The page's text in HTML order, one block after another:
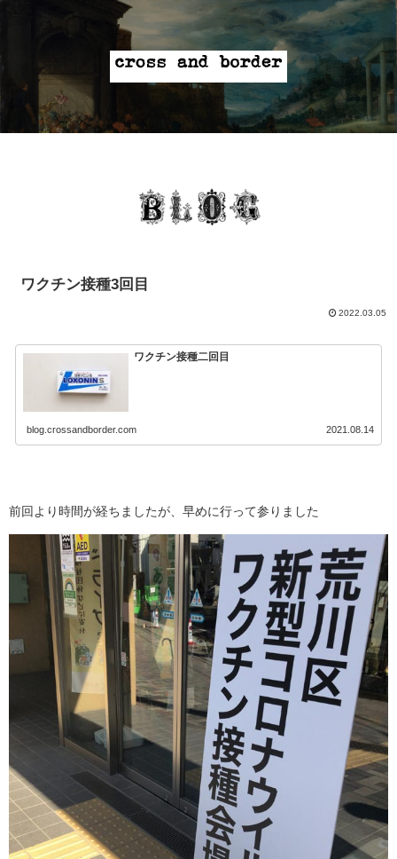
ワクチン接種3回目
2022.03.05
ワクチン接種二回目
blog.crossandborder.com 2021.08.14
前回より時間が経ちましたが、早めに行って参りました